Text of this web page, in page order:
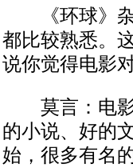
《环球》杂
都比较熟悉。
说你觉得电影
莫言：电影
的小说、好的
始，很多有名